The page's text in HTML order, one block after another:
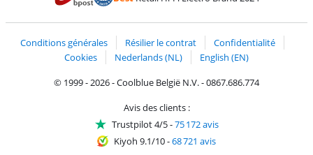
Conditions générales Résilier le contrat
Confidentialité
Cookies
Nederlands (NL)
English (EN)
© 1999 - 2026 - Coolblue België N.V. - 0867.686.774
Avis des clients :
Trustpilot 4/5-75 172 avis
Kiyoh 9.1/10-68 721 avis